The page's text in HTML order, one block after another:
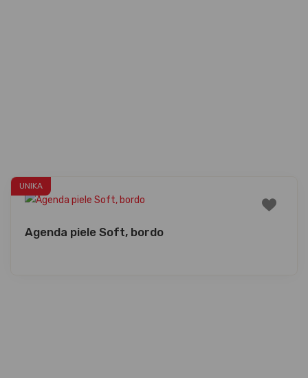
UNIKA
Agenda piele Soft, bordo